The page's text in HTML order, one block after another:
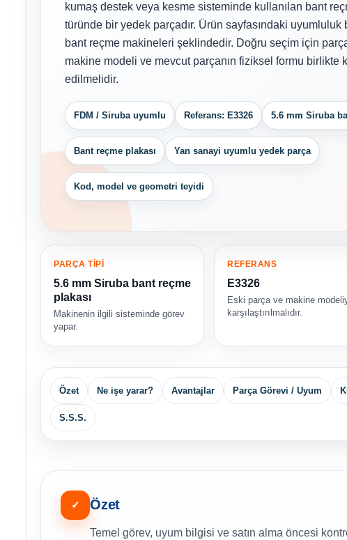
kumaş destek veya kesme sisteminde kullanılan bant
türünde bir yedek parçadır. Ürün sayfasındaki uyumluluk
bant reçme makineleri şeklindedir. Doğru seçim için
makine modeli ve mevcut parçanın fiziksel formu birlikte
edilmelidir.
FDM / Siruba uyumlu Referans: E3326 5.6 mm Siruba
Bant reçme plakası Yan sanayi uyumlu yedek parça
Kod, model ve geometri teyidi
PARÇA TİPİ
5.6 mm Siruba bant reçme
plakası
Makinenin ilgili sisteminde görev
yapar.
REFERANS
E3326
Eski parça ve makine
karşılaştırılmalıdır.
Özet Ne işe yarar? Avantajlar Parça Görevi / Uyum
S.S.S.
✓ Özet
Temel görev, uyum bilgisi ve satın alma öncesi